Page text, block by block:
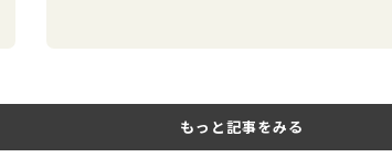
もっと記事をみる